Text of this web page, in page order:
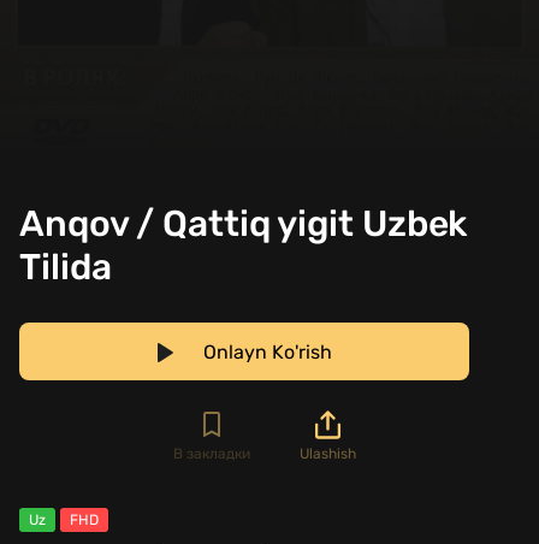
Anqov / Qattiq yigit Uzbek
Tilida
Onlayn Ko'rish
В закладки Ulashish
Uz FHD